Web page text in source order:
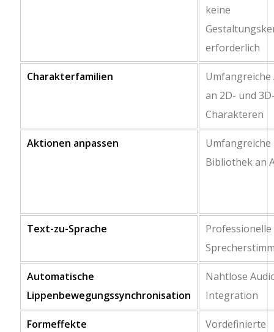
keine
erforderlich
Charakterfamilien
Umfangreiche
an 2D- und
Charakteren
Aktionen anpassen
Umfangreiche
Bibliothek an
Text-zu-Sprache
Professionelle
Automatische
Lippenbewegungssynchronisation
Nahtlose
Integration
Formeffekte
Vordefinierte